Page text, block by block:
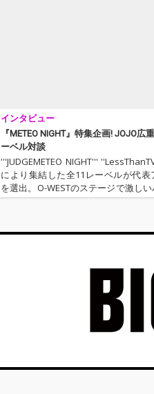
インタビュー
『METEO NIGHT』特集企画! JOJO広
ーベル対談
'''JUDGEMETEO NIGHT'''
により集結した全11レーベルが代表
を選出。O-WESTのステージで激し
広げる!! というか、親睦を深める